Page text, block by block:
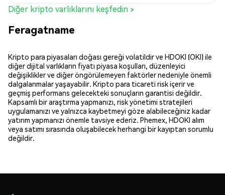
Diğer kripto varlıklarını keşfedin >
Feragatname
Kripto para piyasaları doğası gereği volatildir ve HDOKI (OKI) ile
diğer dijital varlıkların fiyatı piyasa koşulları, düzenleyici
değişiklikler ve diğer öngörülemeyen faktörler nedeniyle önemli
dalgalanmalar yaşayabilir. Kripto para ticareti risk içerir ve
geçmiş performans gelecekteki sonuçların garantisi değildir.
Kapsamlı bir araştırma yapmanızı, risk yönetimi stratejileri
uygulamanızı ve yalnızca kaybetmeyi göze alabileceğiniz kadar
yatırım yapmanızı önemle tavsiye ederiz. Phemex, HDOKI alım
veya satımı sırasında oluşabilecek herhangi bir kayıptan sorumlu
değildir.